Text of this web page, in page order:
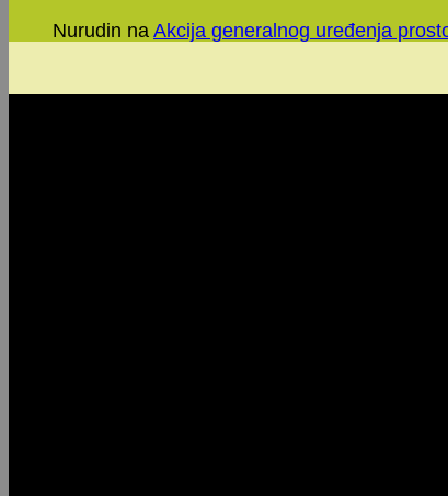
Nurudin na Akcija generalnog uređenja